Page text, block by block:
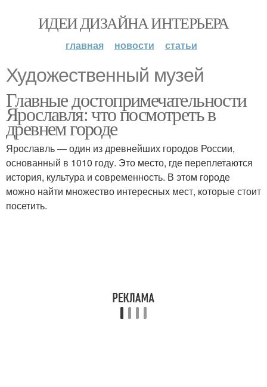
ИДЕИ ДИЗАЙНА ИНТЕРЬЕРА
главная новости статьи
Художественный музей
Главные достопримечательности
Ярославля: что посмотреть в
древнем городе
Ярославль — один из древнейших городов России,
основанный в 1010 году. Это место, где переплетаются
история, культура и современность. В этом городе
можно найти множество интересных мест, которые стоит
посетить.